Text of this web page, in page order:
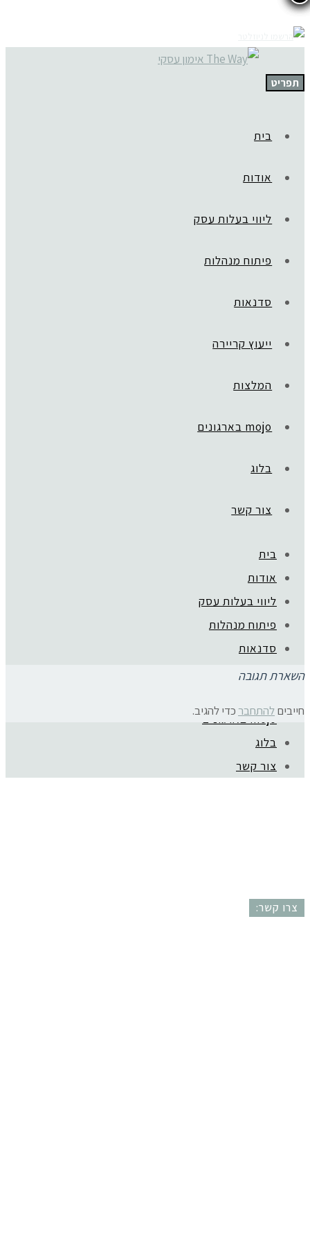
תפריט
בית
אודות
ליווי בעלות עסק
פיתוח מנהלות
סדנאות
ייעוץ קריירה
המלצות
mojo בארגונים
בלוג
צור קשר
בית
אודות
ליווי בעלות עסק
פיתוח מנהלות
סדנאות
ייעוץ קריירה
mojo בארגונים
בלוג
צור קשר
icon_7
השארת תגובה
חייביםלהתחבר כדי להגיב.
צרו קשר:
קהילת סלוניקי 1, תל אביב |
עיצוב:
נסטיה פייביש